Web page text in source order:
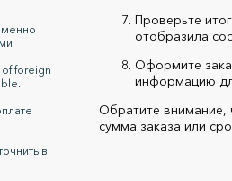
of foreign
в
Проверьте
отобразила
Оформите
информацию
Обратите внимание,
сумма заказа или